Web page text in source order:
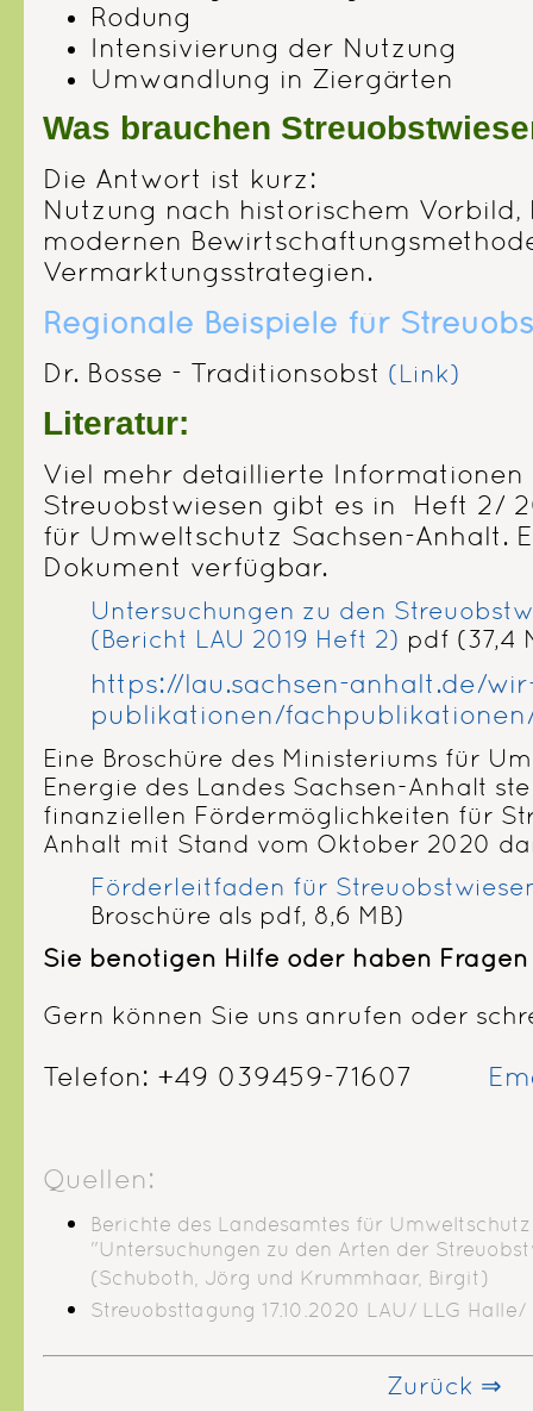
Rodung
Intensivierung der Nutzung
Umwandlung in Ziergärten
Was brauchen
Die Antwort ist kurz:
Nutzung nach historischem
modernen
Vermarktungsstrategien.
Regionale Beispiele für
Dr. Bosse - Traditionsobst (Link)
Literatur:
Viel mehr detaillierte Informationen
Streuobstwiesen gibt es in Heft 2/
für Umweltschutz Sachsen-Anhalt.
Dokument verfügbar.
Untersuchungen zu den
(Bericht LAU 2019 Heft 2) pdf (37,4
https://lau.sachsen-anhalt.de/
publikationen/
Eine Broschüre des Ministeriums für
Energie des Landes Sachsen-Anhalt
finanziellen Fördermöglichkeiten für
Anhalt mit Stand vom Oktober 2020
Förderleitfaden für
Broschüre als pdf, 8,6 MB)
Sie benötigen Hilfe oder haben
Gern können Sie uns anrufen oder
Telefon: +49 039459-71607
Quellen:
Berichte des Landesamtes für
"Untersuchungen zu den Arten der
(Schuboth, Jörg und Krummhaar, Birgit)
Streuobsttagung 17.10.2020 LAU/ LLG Halle/
Zurück ⇒